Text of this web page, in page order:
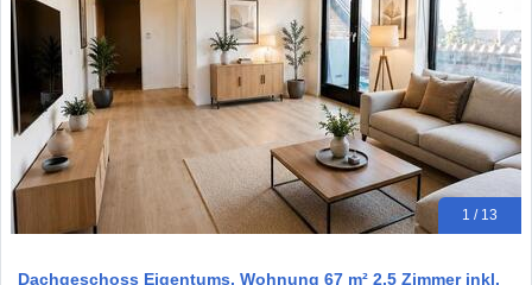
1 / 13
Dachgeschoss Eigentums, Wohnung 67 m² 2,5 Zimmer inkl.